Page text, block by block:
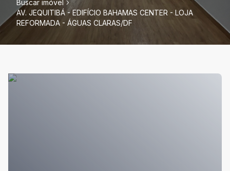
Buscar imóvel
AV. JEQUITIBÁ - EDIFÍCIO BAHAMAS CENTER - LOJA
REFORMADA - ÁGUAS CLARAS/DF